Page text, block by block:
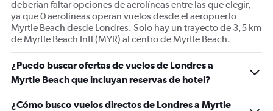
deberían faltar opciones de aerolíneas entre las que elegir,
ya que 0 aerolíneas operan vuelos desde el aeropuerto
Myrtle Beach desde Londres. Solo hay un trayecto de 3,5 km
de Myrtle Beach Intl (MYR) al centro de Myrtle Beach.
¿Puedo buscar ofertas de vuelos de Londres a
Myrtle Beach que incluyan reservas de hotel?
¿Cómo busco vuelos directos de Londres a Myrtle